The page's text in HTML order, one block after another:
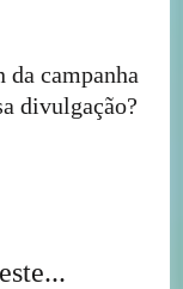
campanha
divulgação?